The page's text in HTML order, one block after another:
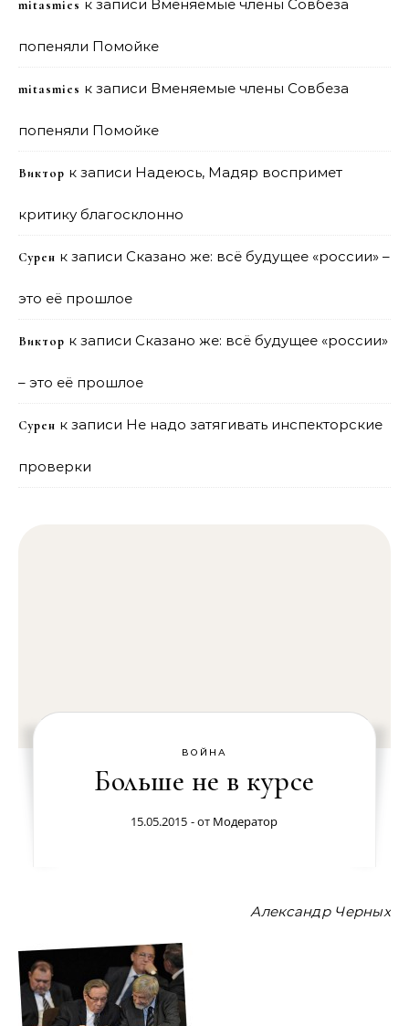
mitasmies к записи Вменяемые члены Совбеза
попеняли Помойке
mitasmies к записи Вменяемые члены Совбеза
попеняли Помойке
Виктор к записи Надеюсь, Мадяр воспримет
критику благосклонно
Сурен к записи Сказано же: всё будущее «россии» –
это её прошлое
Виктор к записи Сказано же: всё будущее «россии»
– это её прошлое
Сурен к записи Не надо затягивать инспекторские
проверки
ВОЙНА
Больше не в курсе
15.05.2015 - от Модератор
Александр Черных